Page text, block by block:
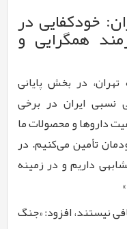
خودکفایی در
همگرایی و
در بخش پایانی
نسبی ایران در برخی
داروها و محصولات ما
تأمین می‌کنیم. در
داریم و در زمینه
نیستند، افزود: «جنگ